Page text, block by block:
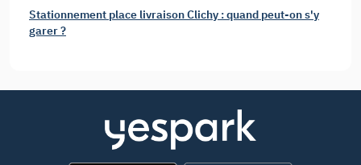
Stationnement place livraison Clichy : quand peut-on s'y
garer ?